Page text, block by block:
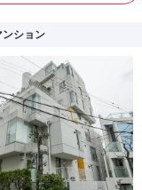
ション